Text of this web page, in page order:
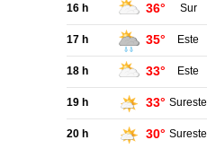
16 h 36° Sur
17 h 35° Este
18 h 33° Este
19 h 33° Sureste
20 h 30° Sureste